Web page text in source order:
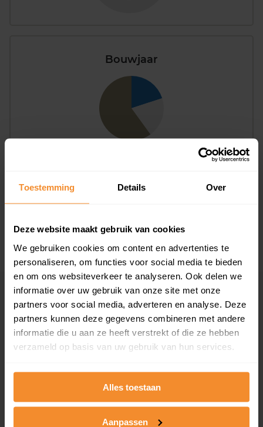
Toestemming Details Over
Deze website maakt gebruik van cookies
We gebruiken cookies om content en advertenties te
personaliseren, om functies voor social media te bieden
en om ons websiteverkeer te analyseren. Ook delen we
informatie over uw gebruik van onze site met onze
partners voor social media, adverteren en analyse. Deze
partners kunnen deze gegevens combineren met andere
informatie die u aan ze heeft verstrekt of die ze hebben
verzameld op basis van uw gebruik van hun services.
Alles toestaan
Aanpassen
Bouwjaar
60%
1946 - 1980
20%
1981 - 2007
2008 of later
Inwoners
Type huishoudens